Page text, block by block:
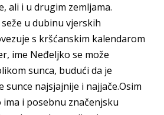
ali i u drugim zemljama.
u dubinu vjerskih
s kršćanskim kalendarom
ime Neđeljko se može
sunca, budući da je
sunce najsjajnije i najjače.Osim
i posebnu značenjsku